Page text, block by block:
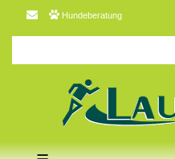
Hundeberatung